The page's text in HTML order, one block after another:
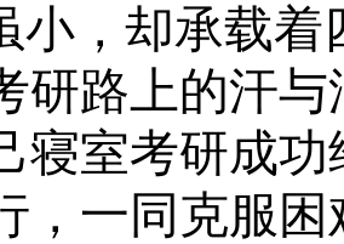
小，却承载
研路上的汗
寝室考研成
，一同克服